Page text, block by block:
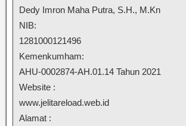
Dedy Imron Maha Putra, S.H., M.Kn
NIB:
1281000121496
Kemenkumham:
AHU-0002874-AH.01.14 Tahun 2021
Website :
www.jelitareload.web.id
Alamat :